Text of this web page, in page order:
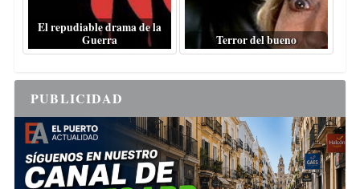
El repudiable drama de la
Guerra
Terror del bueno
PUBLICIDAD